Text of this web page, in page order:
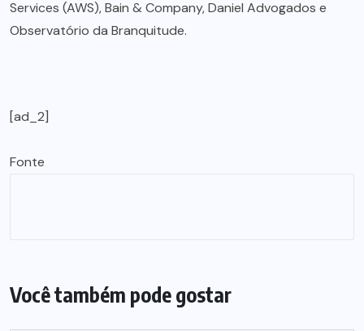
Services (AWS), Bain & Company, Daniel Advogados e
Observatório da Branquitude.
[ad_2]
Fonte
Você também pode gostar